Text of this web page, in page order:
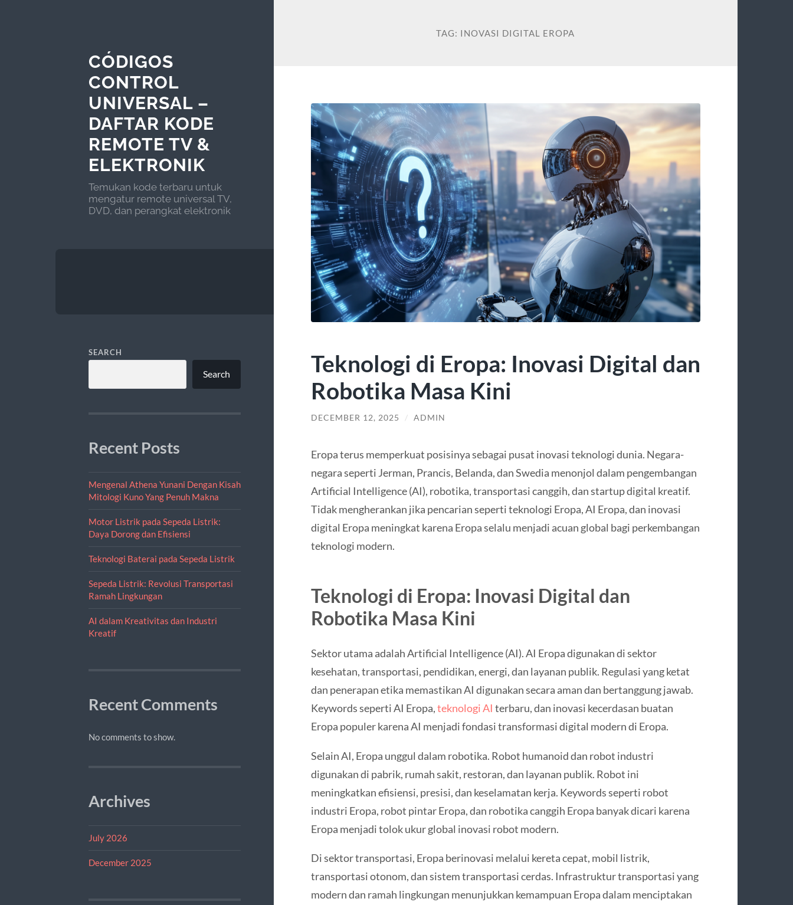
CÓDIGOS
CONTROL
UNIVERSAL –
DAFTAR KODE
REMOTE TV &
ELEKTRONIK
Temukan kode terbaru untuk
mengatur remote universal TV,
DVD, dan perangkat elektronik
SEARCH
Search
Recent Posts
Mengenal Athena Yunani Dengan Kisah
Mitologi Kuno Yang Penuh Makna
Motor Listrik pada Sepeda Listrik:
Daya Dorong dan Efisiensi
Teknologi Baterai pada Sepeda Listrik
Sepeda Listrik: Revolusi Transportasi
Ramah Lingkungan
AI dalam Kreativitas dan Industri
Kreatif
Recent Comments
No comments to show.
Archives
July 2026
December 2025
TAG: INOVASI DIGITAL EROPA
Teknologi di Eropa: Inovasi Digital dan
Robotika Masa Kini
DECEMBER 12, 2025 / ADMIN
Eropa terus memperkuat posisinya sebagai pusat inovasi teknologi dunia. Negara-
negara seperti Jerman, Prancis, Belanda, dan Swedia menonjol dalam pengembangan
Artificial Intelligence (AI), robotika, transportasi canggih, dan startup digital kreatif.
Tidak mengherankan jika pencarian seperti teknologi Eropa, AI Eropa, dan inovasi
digital Eropa meningkat karena Eropa selalu menjadi acuan global bagi perkembangan
teknologi modern.
Teknologi di Eropa: Inovasi Digital dan
Robotika Masa Kini
Sektor utama adalah Artificial Intelligence (AI). AI Eropa digunakan di sektor
kesehatan, transportasi, pendidikan, energi, dan layanan publik. Regulasi yang ketat
dan penerapan etika memastikan AI digunakan secara aman dan bertanggung jawab.
Keywords seperti AI Eropa,teknologi AI terbaru, dan inovasi kecerdasan buatan
Eropa populer karena AI menjadi fondasi transformasi digital modern di Eropa.
Selain AI, Eropa unggul dalam robotika. Robot humanoid dan robot industri
digunakan di pabrik, rumah sakit, restoran, dan layanan publik. Robot ini
meningkatkan efisiensi, presisi, dan keselamatan kerja. Keywords seperti robot
industri Eropa, robot pintar Eropa, dan robotika canggih Eropa banyak dicari karena
Eropa menjadi tolok ukur global inovasi robot modern.
Di sektor transportasi, Eropa berinovasi melalui kereta cepat, mobil listrik,
transportasi otonom, dan sistem transportasi cerdas. Infrastruktur transportasi yang
modern dan ramah lingkungan menunjukkan kemampuan Eropa dalam menciptakan